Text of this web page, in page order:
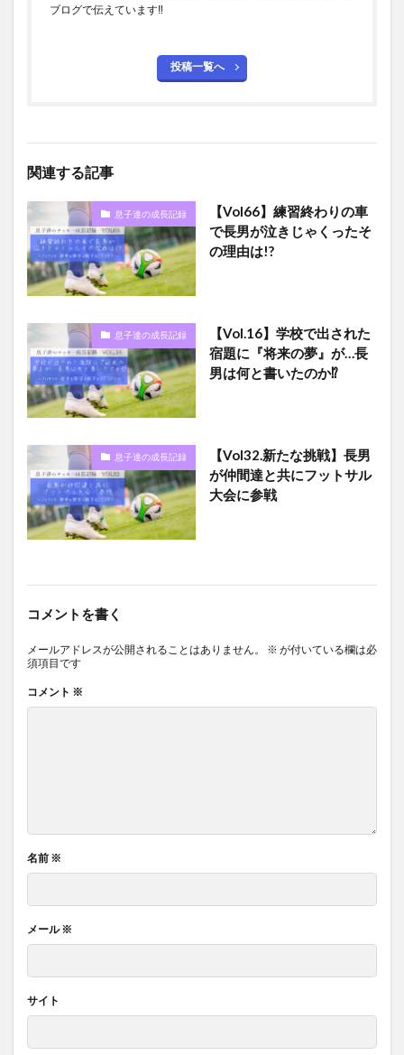
ブログで伝えています‼
投稿一覧へ
関連する記事
息子達の成長記録
【Vol66】練習終わりの車
で長男が泣きじゃくったそ
の理由は!?
息子達の成長記録
【Vol.16】学校で出された
宿題に『将来の夢』が…長
男は何と書いたのか⁉
息子達の成長記録
【Vol32.新たな挑戦】長男
が仲間達と共にフットサル
大会に参戦
コメントを書く
メールアドレスが公開されることはありません。 ※ が付いている欄は必
須項目です
コメント ※
名前 ※
メール※
サイト